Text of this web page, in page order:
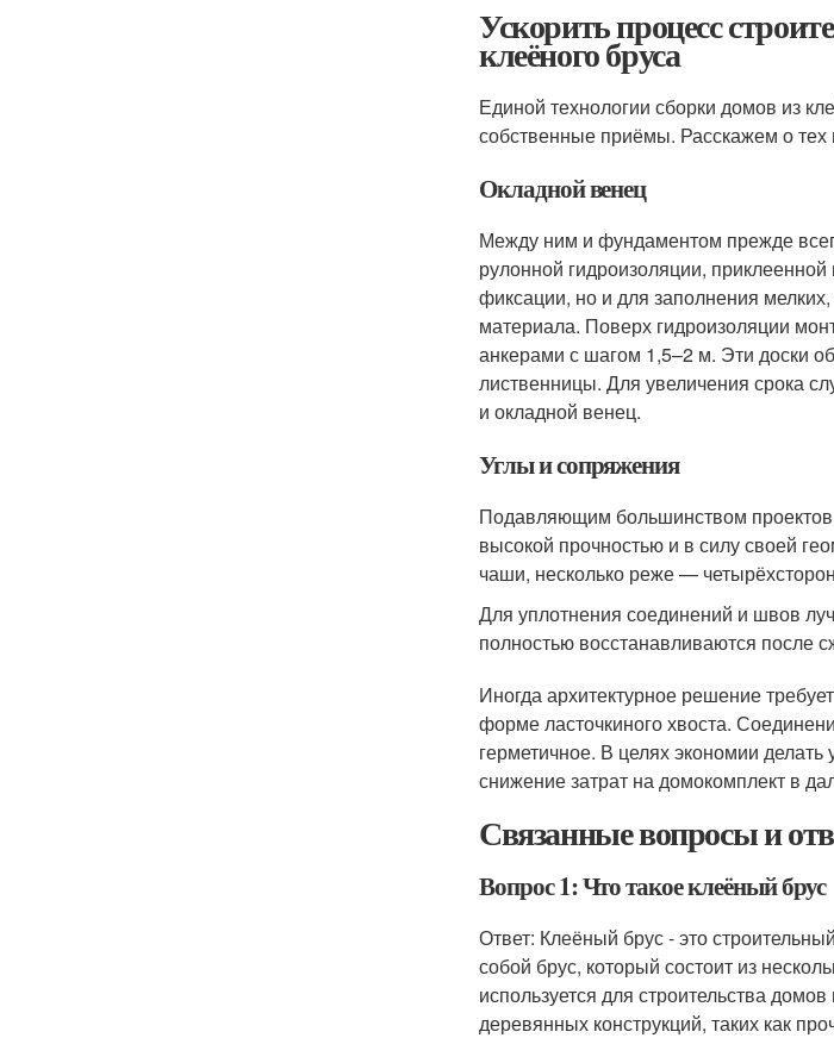
Ускорить процесс
клеёного бруса
Единой технологии сборки домов из
собственные приёмы. Расскажем о
Окладной венец
Между ним и фундаментом прежде
рулонной гидроизоляции,
фиксации, но и для заполнения
материала. Поверх гидроизоляции
анкерами с шагом 1,5–2 м. Эти доски
лиственницы. Для увеличения срока
и окладной венец.
Углы и сопряжения
Подавляющим большинством проектов
высокой прочностью и в силу своей
чаши, несколько реже —
Для уплотнения соединений и швов
полностью восстанавливаются
Иногда архитектурное решение
форме ласточкиного хвоста.
герметичное. В целях экономии делать
снижение затрат на домокомплект в
Связанные вопросы и
Вопрос 1: Что такое клеёный брус
Ответ: Клеёный брус - это
собой брус, который состоит из
используется для строительства
деревянных конструкций, таких как